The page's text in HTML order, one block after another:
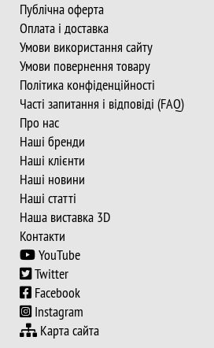
Публічна оферта
Оплата і доставка
Умови використання сайту
Умови повернення товару
Політика конфіденційності
Часті запитання і відповіді (FAQ)
Про нас
Наші бренди
Наші клієнти
Наші новини
Наші статті
Наша виставка 3D
Контакти
YouTube
Twitter
Facebook
Instagram
Карта сайта